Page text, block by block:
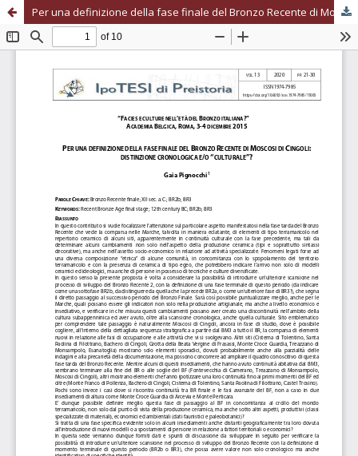
Per una definizione della fase finale del Bronzo Recente di Moscosi di Cingoli: distinzione cronologica e/o “culturale”?